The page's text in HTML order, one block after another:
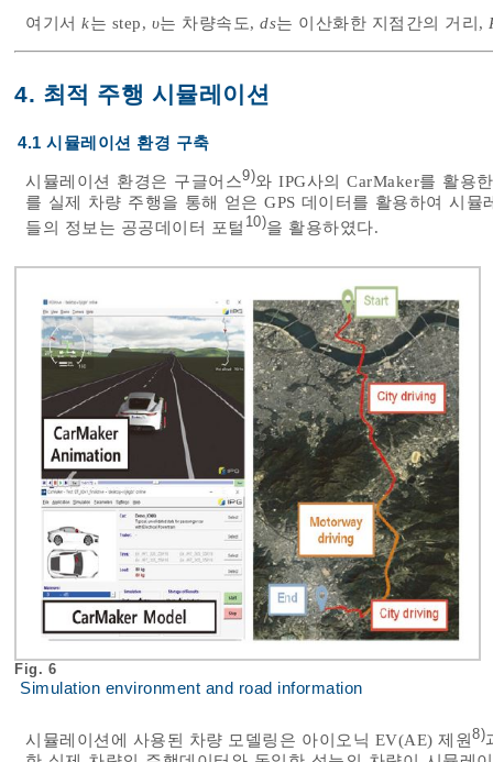
여기서 k는 step, υ는 차량속도, ds는 이산화한 지점간의 거리,
4. 최적 주행 시뮬레이션
4.1 시뮬레이션 환경 구축
시뮬레이션 환경은 구글어스9)와 IPG사의 CarMaker를 활용
를 실제 차량 주행을 통해 얻은 GPS 데이터를 활용하여 시뮬
들의 정보는 공공데이터 포털 10)을 활용하였다.
Fig. 6
Simulation environment and road information
시뮬레이션에 사용된 차량 모델링은 아이오닉 EV(AE) 제원8)